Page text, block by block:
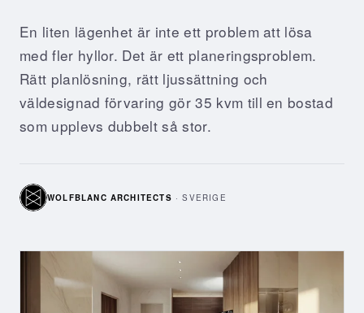
En liten lägenhet är inte ett problem att lösa
med fler hyllor. Det är ett planeringsproblem.
Rätt planlösning, rätt ljussättning och
väldesignad förvaring gör 35 kvm till en bostad
som upplevs dubbelt så stor.
WOLFBLANC ARCHITECTS ·SVERIGE